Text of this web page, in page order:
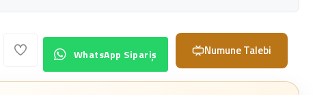
WhatsApp Sipariş Numune Talebi